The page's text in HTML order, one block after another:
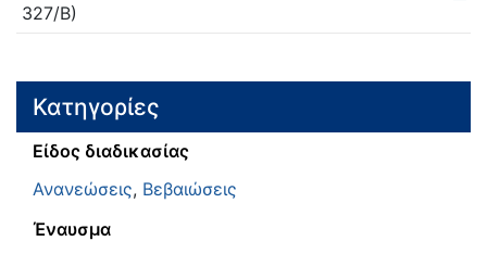
327/Β)
Κατηγορίες
Είδος διαδικασίας
Ανανεώσεις, Βεβαιώσεις
Έναυσμα